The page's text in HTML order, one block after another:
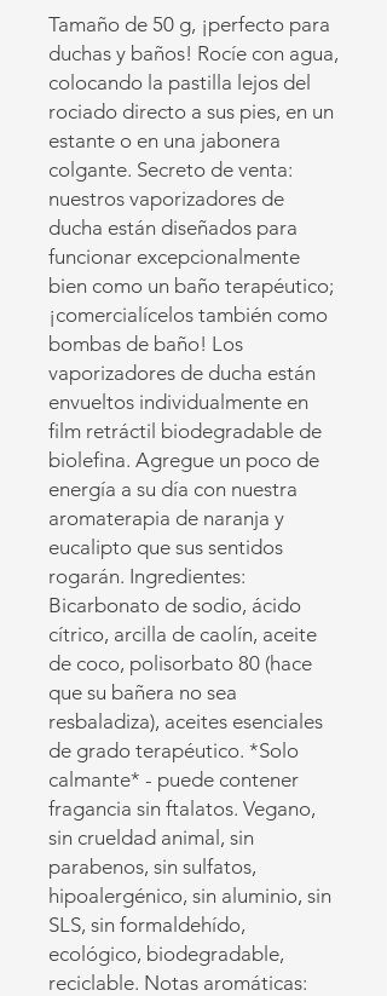
Tamaño de 50 g, ¡perfecto para
duchas y baños! Rocíe con agua,
colocando la pastilla lejos del
rociado directo a sus pies, en un
estante o en una jabonera
colgante. Secreto de venta:
nuestros vaporizadores de
ducha están diseñados para
funcionar excepcionalmente
bien como un baño terapéutico;
¡comercialícelos también como
bombas de baño! Los
vaporizadores de ducha están
envueltos individualmente en
film retráctil biodegradable de
biolefina. Agregue un poco de
energía a su día con nuestra
aromaterapia de naranja y
eucalipto que sus sentidos
rogarán. Ingredientes:
Bicarbonato de sodio, ácido
cítrico, arcilla de caolín, aceite
de coco, polisorbato 80 (hace
que su bañera no sea
resbaladiza), aceites esenciales
de grado terapéutico. *Solo
calmante* - puede contener
fragancia sin ftalatos. Vegano,
sin crueldad animal, sin
parabenos, sin sulfatos,
hipoalergénico, sin aluminio, sin
SLS, sin formaldehído,
ecológico, biodegradable,
reciclable. Notas aromáticas: